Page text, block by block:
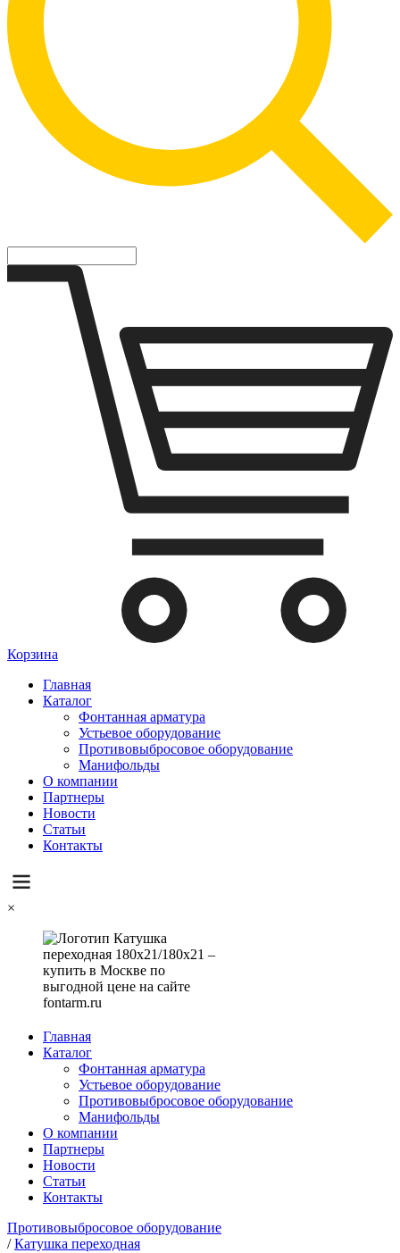
Корзина
Главная
Каталог
Фонтанная арматура
Устьевое оборудование
Противовыбросовое оборудование
Манифольды
О компании
Партнеры
Новости
Статьи
Контакты
×
Главная
Каталог
Фонтанная арматура
Устьевое оборудование
Противовыбросовое оборудование
Манифольды
О компании
Партнеры
Новости
Статьи
Контакты
Противовыбросовое оборудование
/Катушка переходная